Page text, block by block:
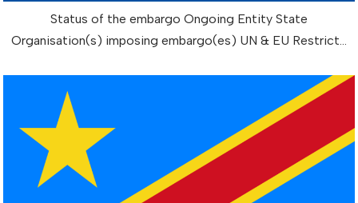
Status of the embargo Ongoing Entity State
Organisation(s) imposing embargo(es) UN & EU Restrict…